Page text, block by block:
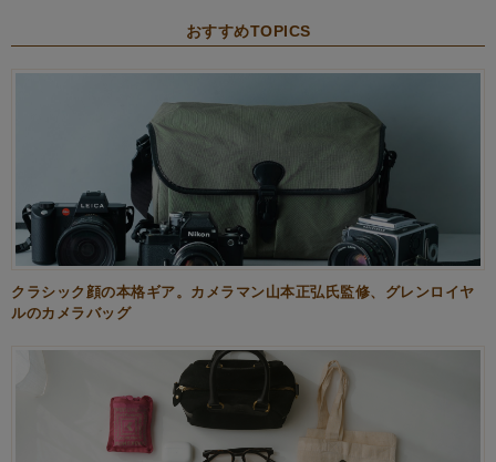
おすすめTOPICS
クラシック顔の本格ギア。カメラマン山本正弘氏監修、グレンロイヤ
ルのカメラバッグ